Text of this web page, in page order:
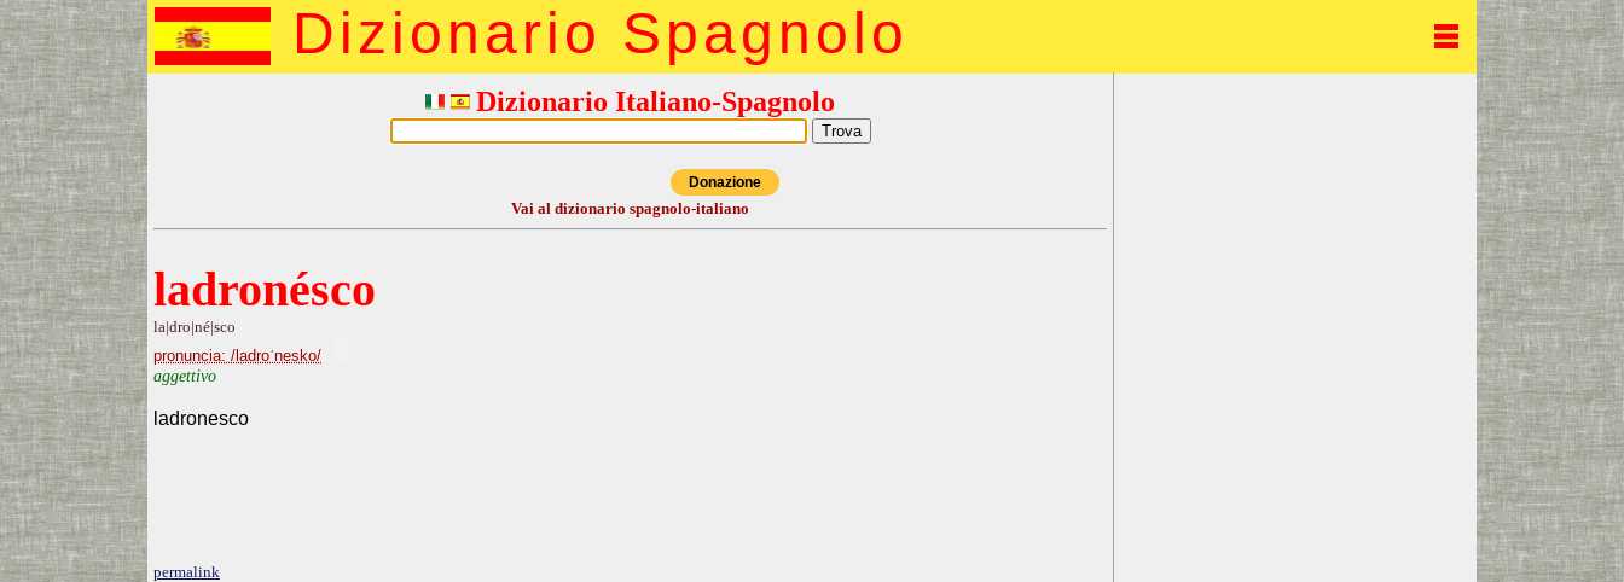
Dizionario Spagnolo
Dizionario Italiano-Spagnolo
Donazione
Vai al dizionario spagnolo-italiano
ladronésco
la|dro|né|sco
pronuncia: /ladroˈnesko/
aggettivo
ladronesco
permalink